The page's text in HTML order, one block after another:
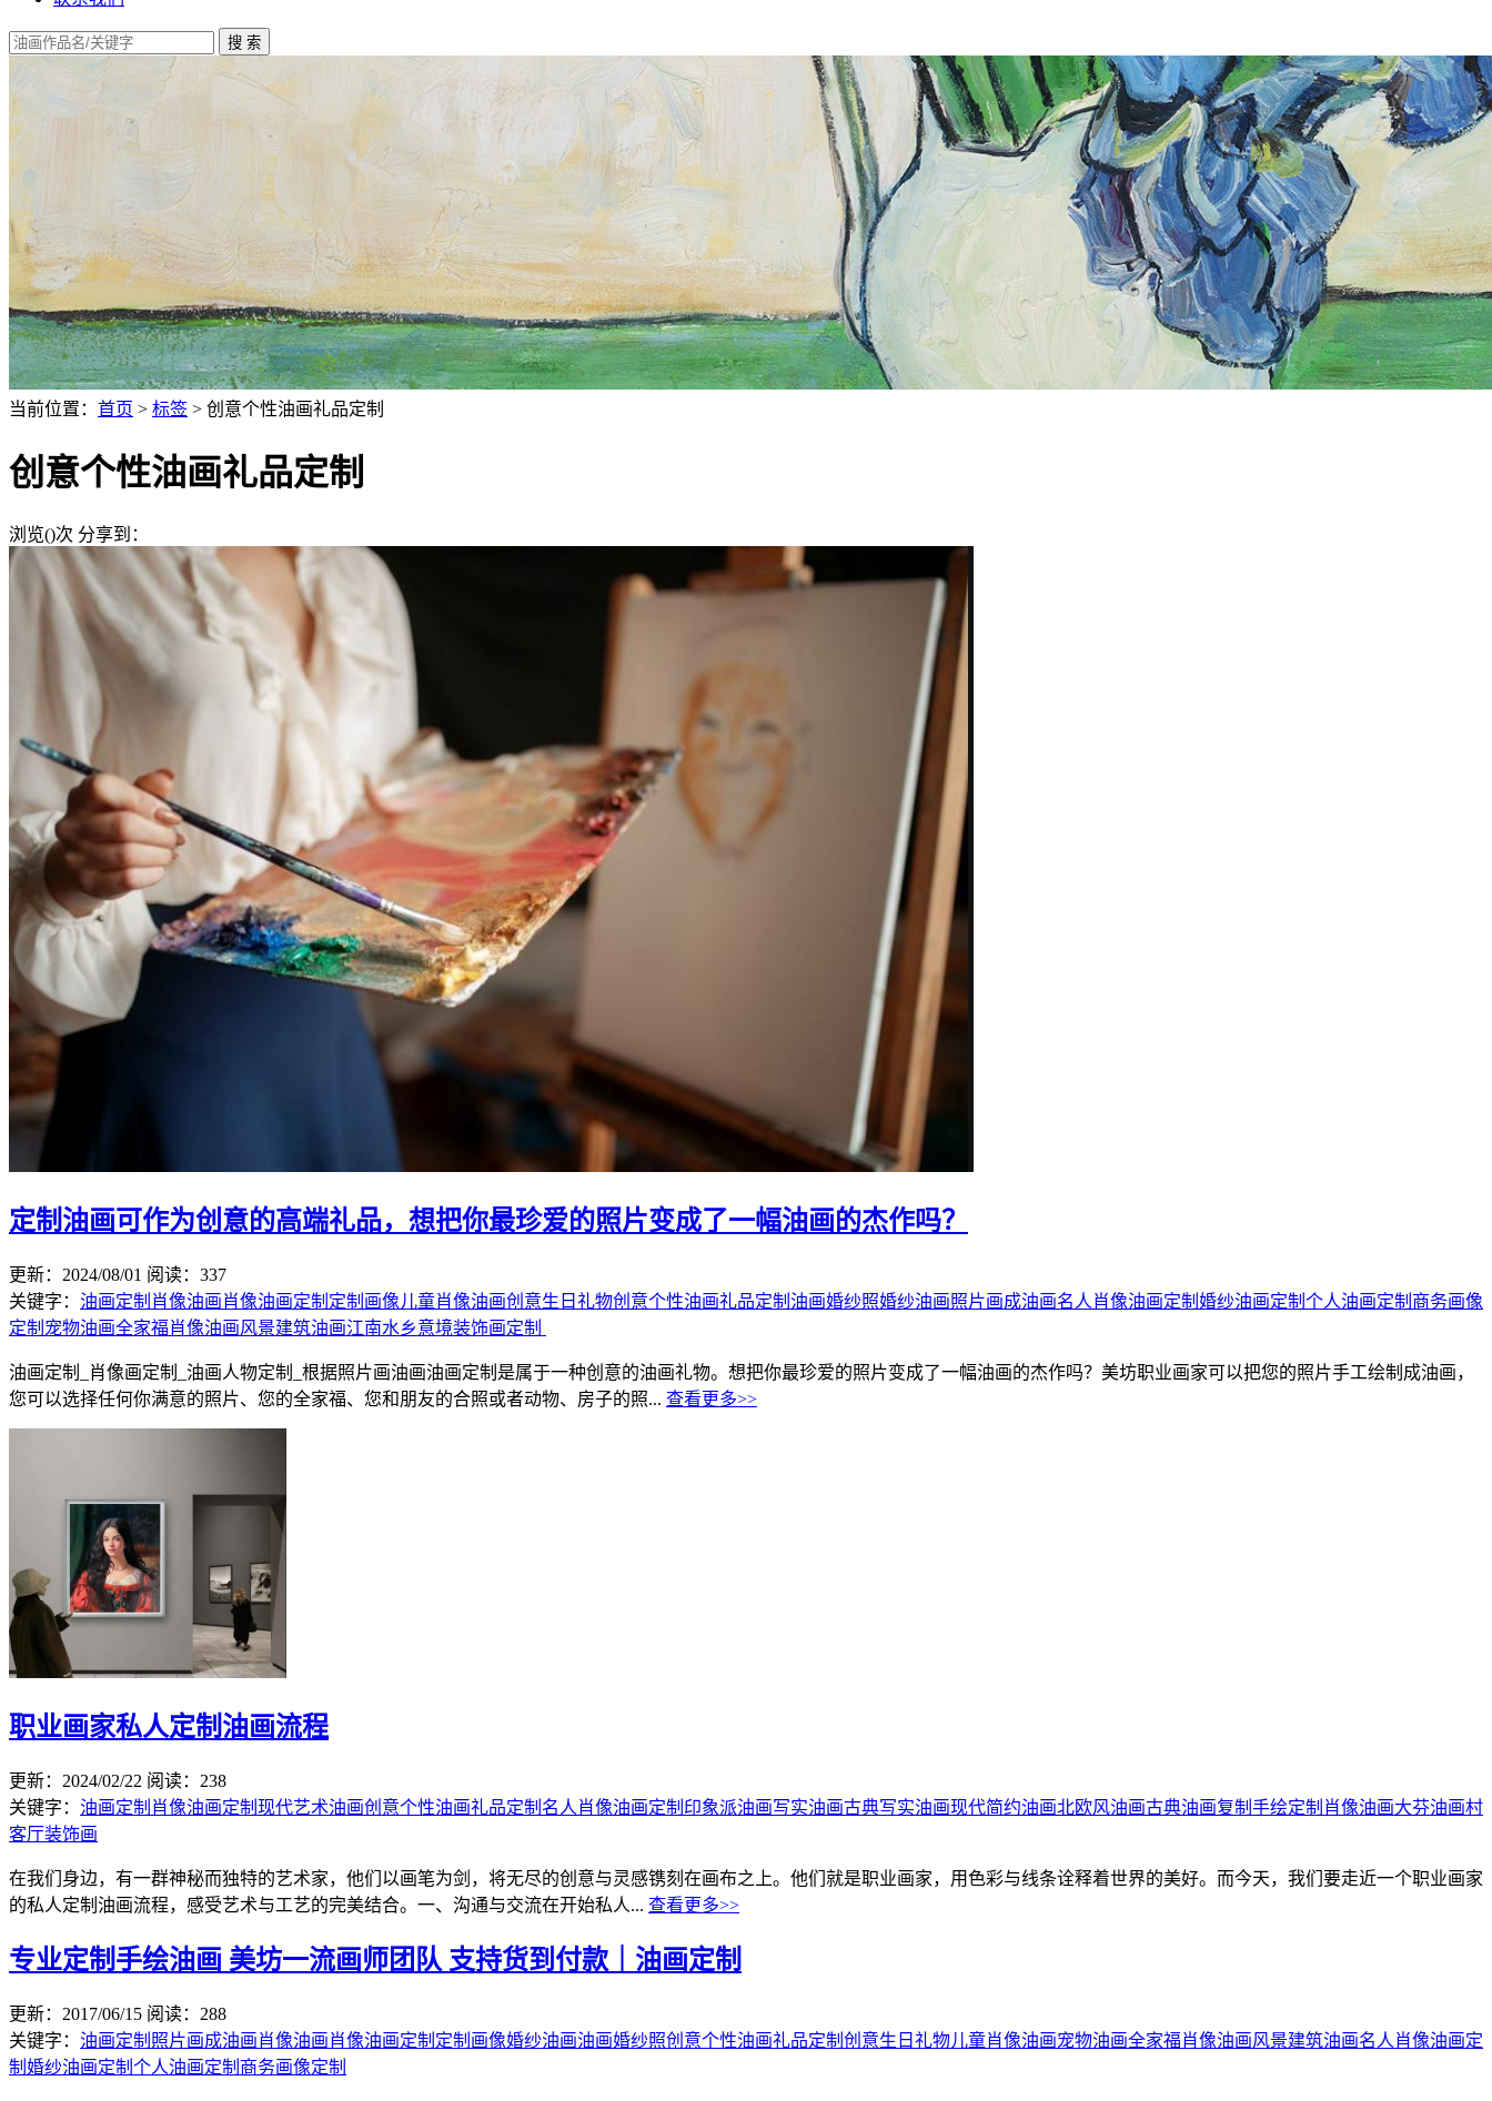
当前位置： 首页 > 标签 > 创意个性油画礼品定制
创意个性油画礼品定制
浏览()次 分享到：
定制油画可作为创意的高端礼品，想把你最珍爱的照片变成了一幅油画的杰作吗？
更新：2024/08/01 阅读：337
关键字： 油画定制 肖像油画肖像油画定制 定制画像儿童肖像油画创意生日礼物创意个性油画礼品定制 油画婚纱照婚纱油画照片画成油画名人肖像油画定制 婚纱油画定制 个人油画定制 商务画像
定制 宠物油画全家福肖像油画风景建筑油画江南水乡意境装饰画定制‌ ‌
油画定制_肖像画定制_油画人物定制_根据照片画油画油画定制是属于一种创意的油画礼物。想把你最珍爱的照片变成了一幅油画的杰作吗？美坊职业画家可以把您的照片手工绘制成油画，
您可以选择任何你满意的照片、您的全家福、您和朋友的合照或者动物、房子的照... 查看更多>>
职业画家私人定制油画流程
更新：2024/02/22 阅读：238
关键字： 油画定制 肖像油画定制 现代艺术油画创意个性油画礼品定制 名人肖像油画定制 印象派油画写实油画古典写实油画现代简约油画北欧风油画古典油画复制 手绘定制肖像油画大芬油画村
客厅装饰画
在我们身边，有一群神秘而独特的艺术家，他们以画笔为剑，将无尽的创意与灵感镌刻在画布之上。他们就是职业画家，用色彩与线条诠释着世界的美好。而今天，我们要走近一个职业画家
的私人定制油画流程，感受艺术与工艺的完美结合。一、沟通与交流在开始私人... 查看更多>>
专业定制手绘油画 美坊一流画师团队 支持货到付款｜油画定制
更新：2017/06/15 阅读：288
关键字： 油画定制 照片画成油画肖像油画肖像油画定制 定制画像婚纱油画油画婚纱照创意个性油画礼品定制 创意生日礼物儿童肖像油画宠物油画全家福肖像油画风景建筑油画名人肖像油画定
制 婚纱油画定制 个人油画定制 商务画像定制